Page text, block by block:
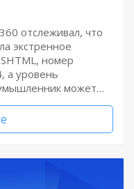
отслеживал, что
экстренное
номер
а уровень
может…